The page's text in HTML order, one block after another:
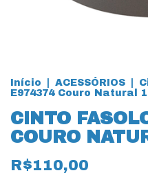
Início ACESSÓRIOS
E974374 Couro Natural
CINTO
COURO
R$110,00